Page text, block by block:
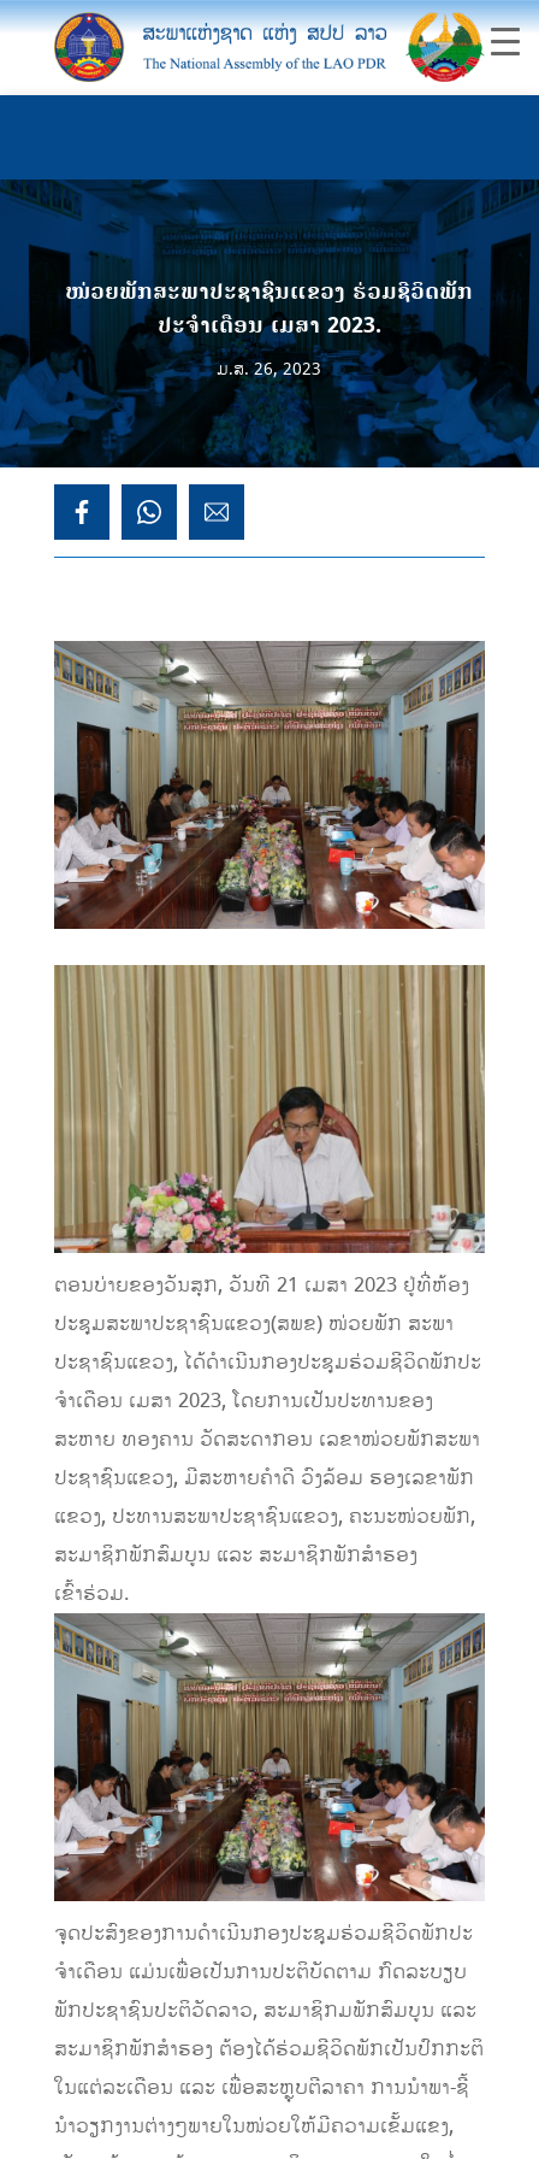
ໜ່ວຍພັກສະພາປະຊາຊົນແຂວງ ຮ່ວມຊີວິດພັກ
ປະຈໍາເດືອນ ເມສາ 2023.
ມ.ສ. 26, 2023
ຕອນບ່າຍຂອງວັນສຸກ, ວັນທີ 21 ເມສາ 2023 ຢູ່ທີ່ຫ້ອງ
ປະຊຸມສະພາປະຊາຊົນແຂວງ(ສພຂ) ໜ່ວຍພັກ ສະພາ
ປະຊາຊົນແຂວງ, ໄດ້ດໍາເນີນກອງປະຊຸມຮ່ວມຊີວິດພັກປະ
ຈໍາເດືອນ ເມສາ 2023, ໂດຍການເປັນປະທານຂອງ
ສະຫາຍ ທອງຄານ ວັດສະດາກອນ ເລຂາໜ່ວຍພັກສະພາ
ປະຊາຊົນແຂວງ, ມີສະຫາຍຄໍາດີ ວົງລ້ອມ ຮອງເລຂາພັກ
ແຂວງ, ປະທານສະພາປະຊາຊົນແຂວງ, ຄະນະໜ່ວຍພັກ,
ສະມາຊິກພັກສົມບູນ ແລະ ສະມາຊິກພັກສໍາຮອງ
ເຂົ້າຮ່ວມ.
ຈຸດປະສົງຂອງການດໍາເນີນກອງປະຊຸມຮ່ວມຊີວິດພັກປະ
ຈໍາເດືອນ ແມ່ນເພື່ອເປັນການປະຕິບັດຕາມ ກົດລະບຽບ
ພັກປະຊາຊົນປະຕິວັດລາວ, ສະມາຊິກມພັກສົມບູນ ແລະ
ສະມາຊິກພັກສໍາຮອງ ຕ້ອງໄດ້ຮ່ວມຊີວິດພັກເປັນປົກກະຕິ
ໃນແຕ່ລະເດືອນ ແລະ ເພື່ອສະຫຼຸບຕີລາຄາ ການນໍາພາ-ຊີ້
ນໍາວຽກງານຕ່າງໆພາຍໃນໜ່ວຍໃຫ້ມີຄວາມເຂັ້ມແຂງ,